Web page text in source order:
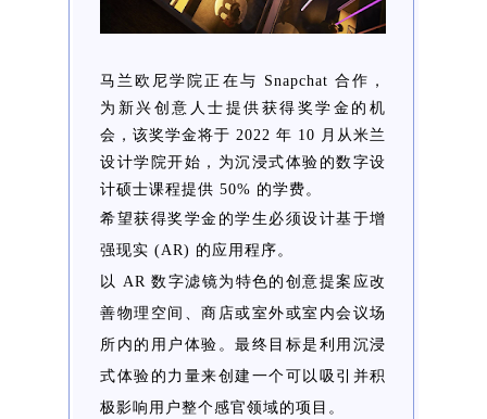
马兰欧尼学院正在与 Snapchat 合作，
为新兴创意人士提供获得奖学金的机
会，该奖学金将于 2022 年 10 月从米兰
设计学院开始，为沉浸式体验的数字设
计硕士课程提供 50% 的学费。
希望获得奖学金的学生必须设计基于增
强现实 (AR) 的应用程序。
以 AR 数字滤镜为特色的创意提案应改
善物理空间、商店或室外或室内会议场
所内的用户体验。最终目标是利用沉浸
式体验的力量来创建一个可以吸引并积
极影响用户整个感官领域的项目。